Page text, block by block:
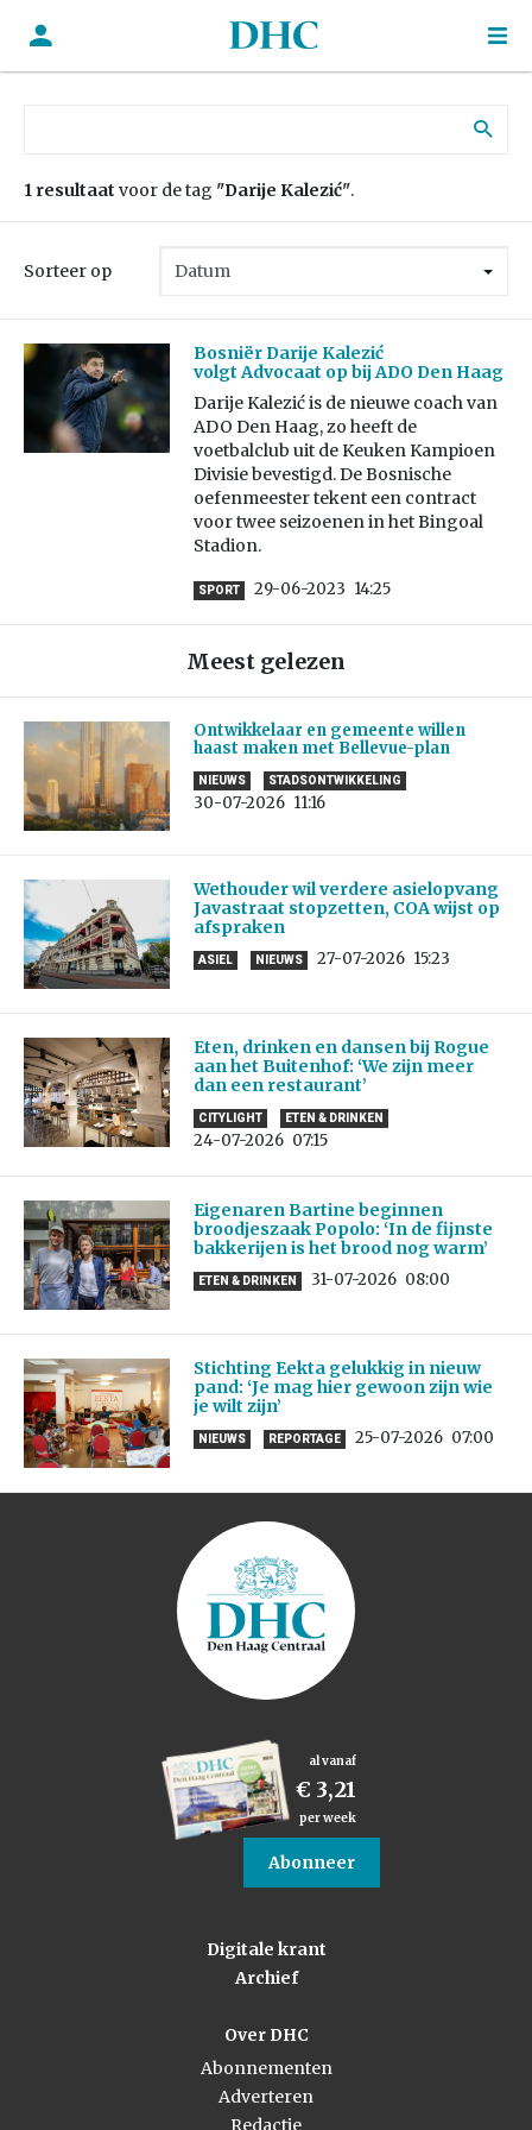
1 resultaat voor de tag "Darije Kalezić".
Sorteer op
Bosniër Darije Kalezić
volgt Advocaat op bij ADO Den Haag
Darije Kalezić is de nieuwe coach van
ADO Den Haag, zo heeft de
voetbalclub uit de Keuken Kampioen
Divisie bevestigd. De Bosnische
oefenmeester tekent een contract
voor twee seizoenen in het Bingoal
Stadion.
SPORT 29-06-2023 14:25
Meest gelezen
Ontwikkelaar en gemeente willen
haast maken met Bellevue-plan
NIEUWS STADSONTWIKKELING
30-07-2026 11:16
Wethouder wil verdere asielopvang
Javastraat stopzetten, COA wijst op
afspraken
ASIEL NIEUWS 27-07-2026 15:23
Eten, drinken en dansen bij Rogue
aan het Buitenhof: ‘We zijn meer
dan een restaurant’
CITYLIGHT ETEN & DRINKEN
24-07-2026 07:15
Eigenaren Bartine beginnen
broodjeszaak Popolo: ‘In de fijnste
bakkerijen is het brood nog warm’
ETEN & DRINKEN 31-07-2026 08:00
Stichting Eekta gelukkig in nieuw
pand: ‘Je mag hier gewoon zijn wie
je wilt zijn’
NIEUWS REPORTAGE 25-07-2026 07:00
al vanaf
€ 3,21
per week
Abonneer
Digitale krant
Archief
Over DHC
Abonnementen
Adverteren
Redactie